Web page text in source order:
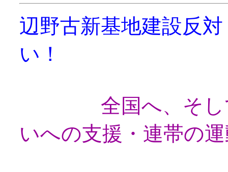
辺野古新基地建設
い！
全国へ、そし
いへの支援・連帯の